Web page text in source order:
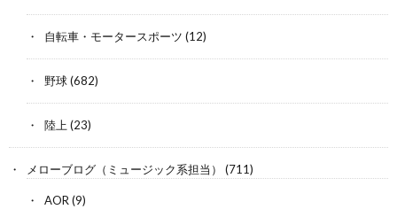
自転車・モータースポーツ (12)
野球(682)
陸上 (23)
メローブログ（ミュージック系担当） (711)
AOR (9)